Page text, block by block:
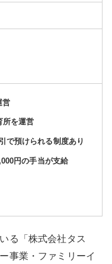
営
所を運営
で預けられる制度あり
円の手当が支給
る「株式会社タス
事業・ファミリーイ